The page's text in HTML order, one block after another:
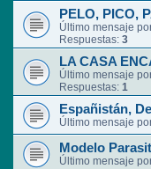
PELO, PICO,
Último mensaje
Respuestas: 3
LA CASA
Último mensaje
Respuestas: 1
Españistán,
Último mensaje
Modelo
Último mensaje